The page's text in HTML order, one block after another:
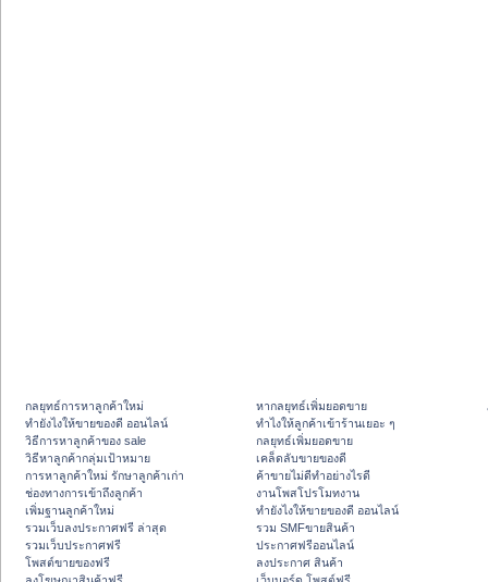
กลยุทธ์การหาลูกค้าใหม่
ทํายังไงให้ขายของดี ออนไลน์
วิธีการหาลูกค้าของ sale
วิธีหาลูกค้ากลุ่มเป้าหมาย
การหาลูกค้าใหม่ รักษาลูกค้าเก่า
ช่องทางการเข้าถึงลูกค้า
เพิ่มฐานลูกค้าใหม่
รวมเว็บลงประกาศฟรี ล่าสุด
รวมเว็บประกาศฟรี
โพสต์ขายของฟรี
หากลยุทธ์เพิ่มยอดขาย
ทําไงให้ลูกค้าเข้าร้านเยอะ ๆ
กลยุทธ์เพิ่มยอดขาย
เคล็ดลับขายของดี
ค้าขายไม่ดีทำอย่างไรดี
งานโพสโปรโมทงาน
ทํายังไงให้ขายของดี ออนไลน์
รวม SMFขายสินค้า
ประกาศฟรีออนไลน์
ลงประกาศ สินค้า